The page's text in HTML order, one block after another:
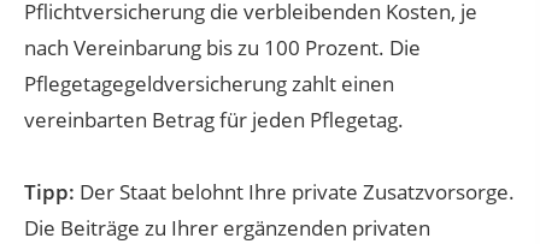
Pflichtversicherung die verbleibenden Kosten, je
nach Vereinbarung bis zu 100 Prozent. Die
Pflegetagegeldversicherung zahlt einen
vereinbarten Betrag für jeden Pflegetag.
Tipp: Der Staat belohnt Ihre private Zusatzvorsorge.
Die Beiträge zu Ihrer ergänzenden privaten